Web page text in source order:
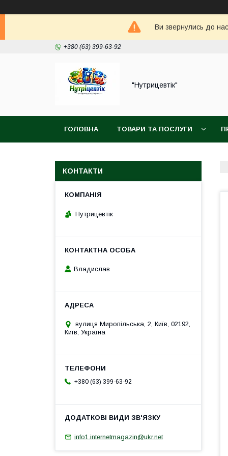
Ви звернулись до
+380 (63) 399-63-92
"Нутрицевтік"
ГОЛОВНА ТОВАРИ ТА ПОСЛУГИ
КОНТАКТИ
Нутрицевтік
Владислав
вулиця Миропільська, 2, Київ, 02192,
Київ, Україна
+380 (63) 399-63-92
info1.internetmagazin@ukr.net